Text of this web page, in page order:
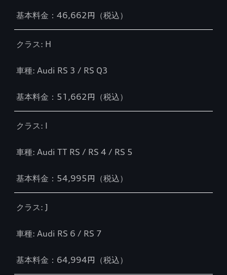
基本料金：46,662円（税込）
クラス: H
車種: Audi RS 3 / RS Q3
基本料金：51,662円（税込）
クラス: I
車種: Audi TT RS / RS 4 / RS 5
基本料金：54,995円（税込）
クラス: J
車種: Audi RS 6 / RS 7
基本料金：64,994円（税込）